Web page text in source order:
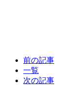
前の記事
一覧
次の記事